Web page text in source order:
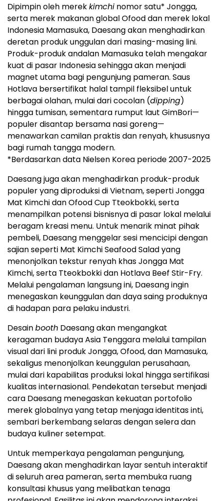
Dipimpin oleh merekkimchi nomor satu* Jongga,
serta merek makanan global Ofood dan merek lokal
Indonesia Mamasuka, Daesang akan menghadirkan
deretan produk unggulan dari masing-masing lini.
Produk-produk andalan Mamasuka telah mengakar
kuat di pasar Indonesia sehingga akan menjadi
magnet utama bagi pengunjung pameran. Saus
Hotlava bersertifikat halal tampil fleksibel untuk
berbagai olahan, mulai dari cocolan (dipping)
hingga tumisan, sementara rumput laut GimBori—
populer disantap bersama nasi goreng—
menawarkan camilan praktis dan renyah, khususnya
bagi rumah tangga modern.
*Berdasarkan data Nielsen Korea periode 2007-2025
Daesang juga akan menghadirkan produk-produk
populer yang diproduksi di Vietnam, seperti Jongga
Mat Kimchi dan Ofood Cup Tteokbokki, serta
menampilkan potensi bisnisnya di pasar lokal melalui
beragam kreasi menu. Untuk menarik minat pihak
pembeli, Daesang menggelar sesi mencicipi dengan
sajian seperti Mat Kimchi Seafood Salad yang
menonjolkan tekstur renyah khas Jongga Mat
Kimchi, serta Tteokbokki dan Hotlava Beef Stir-Fry.
Melalui pengalaman langsung ini, Daesang ingin
menegaskan keunggulan dan daya saing produknya
di hadapan para pelaku industri.
Desainbooth Daesang akan mengangkat
keragaman budaya Asia Tenggara melalui tampilan
visual dari lini produk Jongga, Ofood, dan Mamasuka,
sekaligus menonjolkan keunggulan perusahaan,
mulai dari kapabilitas produksi lokal hingga sertifikasi
kualitas internasional. Pendekatan tersebut menjadi
cara Daesang menegaskan kekuatan portofolio
merek globalnya yang tetap menjaga identitas inti,
sembari berkembang selaras dengan selera dan
budaya kuliner setempat.
Untuk memperkaya pengalaman pengunjung,
Daesang akan menghadirkan layar sentuh interaktif
di seluruh area pameran, serta membuka ruang
konsultasi khusus yang melibatkan tenaga